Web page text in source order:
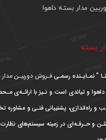
مدار بسته داهوا
بسته
” نمـایـنده رسمـیفـروش دوربیـن مدار
و تیاندی است و نـیز با ارائـه‌ی
و راه‌اندازی، پشتیبانی فنـی و
و حـرفـه‌ای در زمینه سیستم‌های